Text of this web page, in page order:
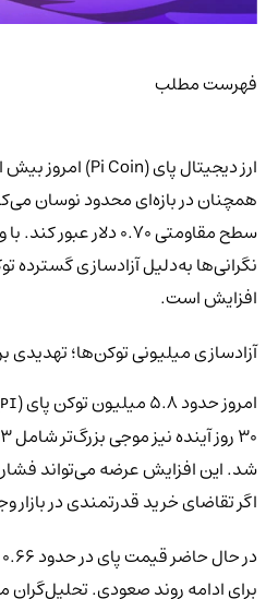
فهرست مطلب
همچنان در بازه‌ای محدود نوسان
سطح مقاومتی ۰.۷۰ دلار
نگرانی‌ها به‌دلیل آزادسازی گسترده
افزایش است.
آزادسازی میلیونی توکن‌ها؛ تهدیدی
امروز حدود ۵.۸ میلیون توکن پای (
PI
)
شد. این افزایش عرضه می‌تواند فشار
اگر تقاضای خرید قدرتمندی در بازار
برای ادامه روند صعودی. تحلیل‌گران